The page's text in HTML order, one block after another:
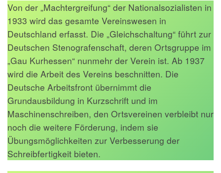
Von der „Machtergreifung“ der Nationalsozialisten in
1933 wird das gesamte Vereinswesen in
Deutschland erfasst. Die „Gleichschaltung“ führt zur
Deutschen Stenografenschaft, deren Ortsgruppe im
„Gau Kurhessen“ nunmehr der Verein ist. Ab 1937
wird die Arbeit des Vereins beschnitten. Die
Deutsche Arbeitsfront übernimmt die
Grundausbildung in Kurzschrift und im
Maschinenschreiben, den Ortsvereinen verbleibt nur
noch die weitere Förderung, indem sie
Übungsmöglichkeiten zur Verbesserung der
Schreibfertigkeit bieten.